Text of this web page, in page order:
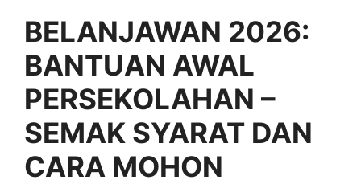
BELANJAWAN 2026:
BANTUAN AWAL
PERSEKOLAHAN –
SEMAK SYARAT DAN
CARA MOHON